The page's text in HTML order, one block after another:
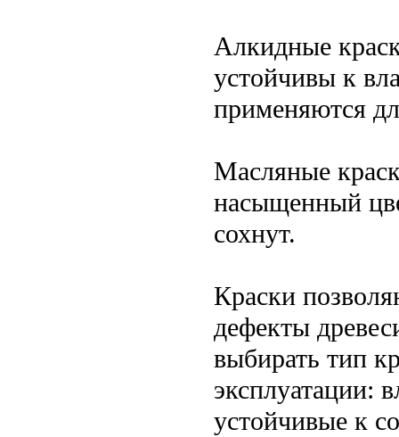
Алкидные
устойчивы к
применяются
Масляные
насыщенный
сохнут.
Краски
дефекты
выбирать тип
эксплуатации:
устойчивые к